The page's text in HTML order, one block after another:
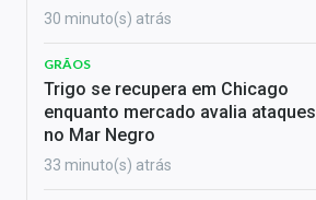
30 minuto(s) atrás
GRÃOS
Trigo se recupera em Chicago
enquanto mercado avalia ataques
no Mar Negro
33 minuto(s) atrás